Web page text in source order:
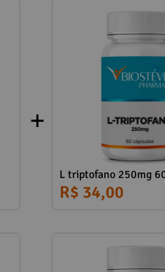
L triptofano 250mg
R$ 34,00